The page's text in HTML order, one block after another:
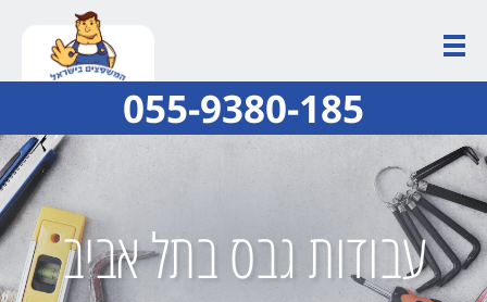
055-9380-185
עבודות גבס בתל אביב